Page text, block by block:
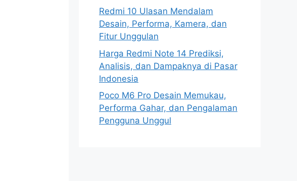
Redmi 10 Ulasan Mendalam
Desain, Performa, Kamera, dan
Fitur Unggulan
Harga Redmi Note 14 Prediksi,
Analisis, dan Dampaknya di Pasar
Indonesia
Poco M6 Pro Desain Memukau,
Performa Gahar, dan Pengalaman
Pengguna Unggul